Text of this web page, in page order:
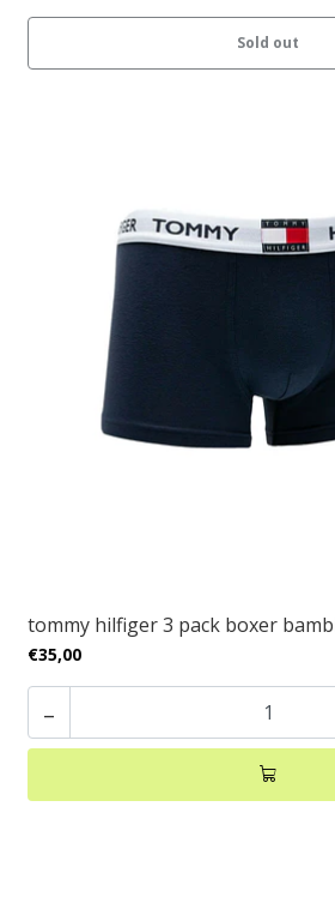
Sold out
tommy hilfiger 3 pack boxer
€35,00
-